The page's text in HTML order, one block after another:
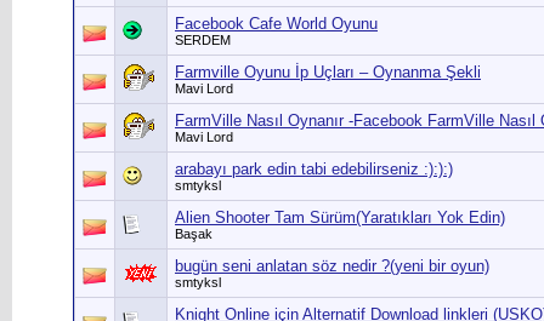
Facebook Cafe World Oyunu
SERDEM
Farmville Oyunu İp Uçları – Oynanma Şekli
Mavi Lord
FarmVille Nasıl Oynanır -Facebook FarmVille Nasıl
Mavi Lord
arabayı park edin tabi edebilirseniz :):):)
smtyksl
Alien Shooter Tam Sürüm(Yaratıkları Yok Edin)
Başak
bugün seni anlatan söz nedir ?(yeni bir oyun)
smtyksl
Knight Online için Alternatif Download linkleri